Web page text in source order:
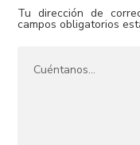
Tu dirección de
campos obligatorios